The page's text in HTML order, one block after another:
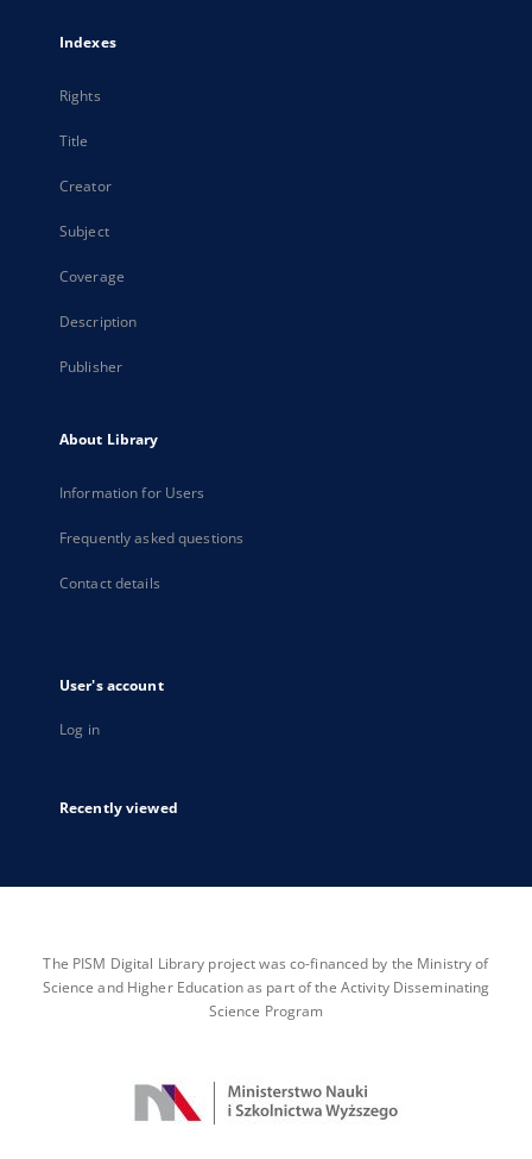
Indexes
Rights
Title
Creator
Subject
Coverage
Description
Publisher
About Library
Information for Users
Frequently asked questions
Contact details
User's account
Log in
Recently viewed
The PISM Digital Library project was co-financed by the Ministry of
Science and Higher Education as part of the Activity Disseminating
Science Program